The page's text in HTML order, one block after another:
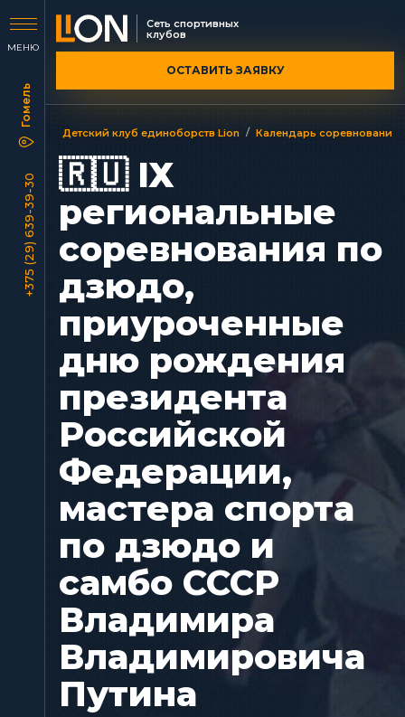
МЕНЮ
+375 (29) 639-39-30
Сеть спортивных
клубов
ОСТАВИТЬ ЗАЯВКУ
Детский клуб единоборств Lion / Календарь соревнований
🇷🇺 ІХ
региональные
соревнования по
дзюдо,
приуроченные
дню рождения
президента
Российской
Федерации,
мастера спорта
по дзюдо и
самбо СССР
Владимира
Владимировича
Путина